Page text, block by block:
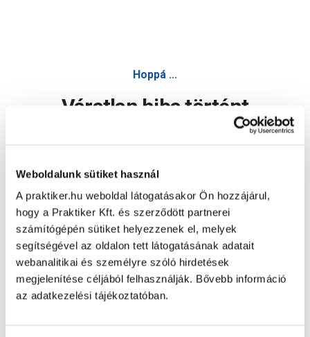
Weboldalunk sütiket használ
A praktiker.hu weboldal látogatásakor Ön hozzájárul,
hogy a Praktiker Kft. és szerződött partnerei
számítógépén sütiket helyezzenek el, melyek
segítségével az oldalon tett látogatásának adatait
webanalitikai és személyre szóló hirdetések
megjelenítése céljából felhasználják. Bővebb információ
az adatkezelési tájékoztatóban.
Hoppá ...
Váratlan hiba történt
Oldal újratöltése